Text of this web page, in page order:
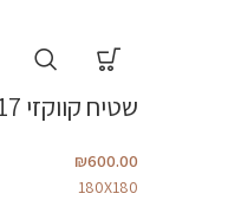
שטיח קווקזי #17
₪600.00
180X180